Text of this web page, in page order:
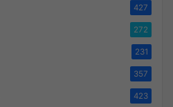
427
272
231
357
423